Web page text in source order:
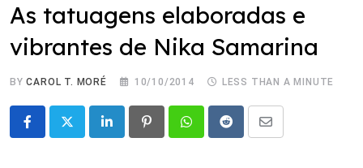
As tatuagens elaboradas e
vibrantes de Nika Samarina
BYCAROL T. MORÉ 10/10/2014 LESS THAN A MINUTE
LinkedIn PinterestWhatsappRedditShare